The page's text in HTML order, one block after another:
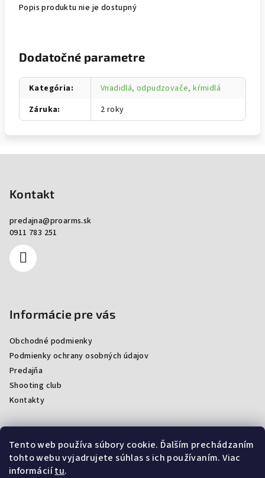
Tento web používa súbory cookie. Ďalším prechádzaním
tohto webu vyjadrujete súhlas s ich používaním. Viac
informáciítu.
Popis produktu nie je dostupný
Dodatočné parametre
Kategória:
Vnadidlá, odpudzovače, kŕmidlá
Záruka: 2 roky
Kontakt
predajna@proarms.sk
0911 783 251
Informácie pre vás
Obchodné podmienky
Podmienky ochrany osobných údajov
Predajňa
Shooting club
Kontakty
Facebook